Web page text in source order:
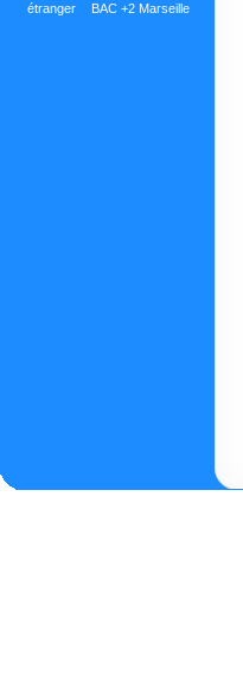
étranger
BAC +2 Marseille